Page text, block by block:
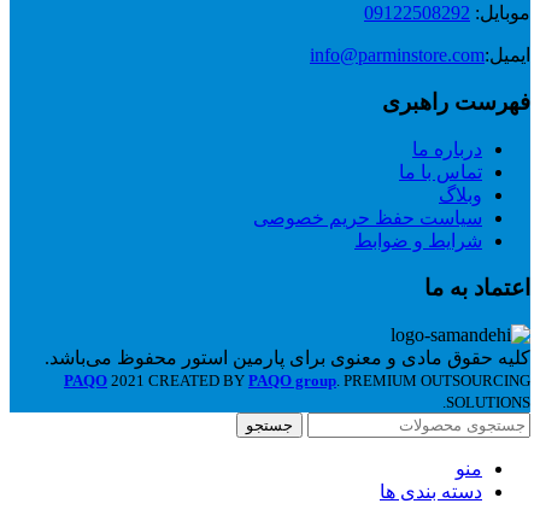
موبایل: 09122508292
ایمیل:info@parminstore.com
فهرست راهبری
درباره ما
تماس با ما
وبلاگ
سیاست حفظ حریم خصوصی
شرایط و ضوابط
اعتماد به ما
کلیه حقوق مادی و معنوی برای پارمین استور محفوظ می‌باشد.
PAQO 2021 CREATED BY PAQO group . PREMIUM OUTSOURCING
SOLUTIONS.
جستجو
منو
دسته بندی ها